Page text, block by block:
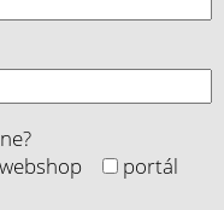
webshop
portál